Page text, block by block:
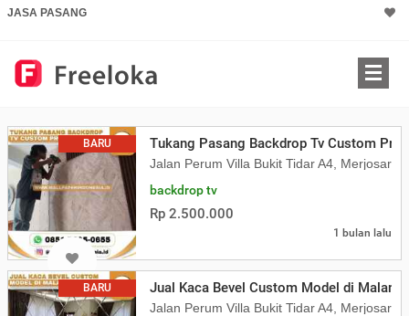
JASA PASANG
BARU Tukang Pasang Backdrop Tv Custom
Jalan Perum Villa Bukit Tidar A4, Merjosari,
backdrop tv
Rp 2.500.000
1 bulan lalu
BARU Jual Kaca Bevel Custom Model di Malang
Jalan Perum Villa Bukit Tidar A4, Merjosari,